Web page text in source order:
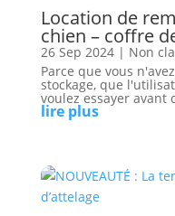
Location de
chien – coffre
26 Sep 2024| Non
Parce que vous
stockage, que
voulez essayer avant
lire plus